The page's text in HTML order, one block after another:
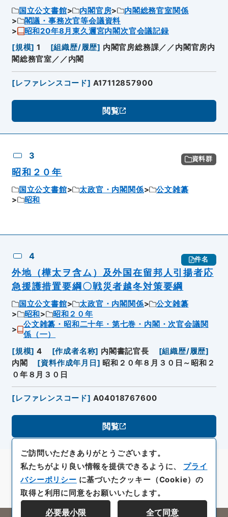
国立公文書館 内閣官房
内閣総務官室関係
閣議・事務次官等会議資料
昭和20年8月東久邇宮内閣次官会議記録
[規模] 1 [組織歴/履歴] 内閣官房総務課／／内閣官房内
閣総務官室／／内閣
[レファレンスコード] A17112857900
閲覧
3 資料群
昭和２０年
国立公文書館 太政官・内閣関係
公文雑纂
昭和
4 件名
外地（樺太ヲ含ム）及外国在留邦人引揚者応
急援護措置要綱〇戦災者越冬対策要綱
国立公文書館 太政官・内閣関係
公文雑纂
昭和
昭和２０年
公文雑纂・昭和二十年・第七巻・内閣・次官会議関
係（一）
[規模] 4 [作成者名称] 内閣書記官長 [組織歴/履歴]
内閣
[資料作成年月日 ] 昭和２０年８月３０日～昭和２
０年８月３０日
[レファレンスコード] A04018767600
閲覧
ご訪問いただきありがとうございます。
私たちがより良い情報を提供できるように、 プライ
バシーポリシー に基づいたクッキー（Cookie）の
取得と利用に同意をお願いいたします。
必要最小限 全て同意